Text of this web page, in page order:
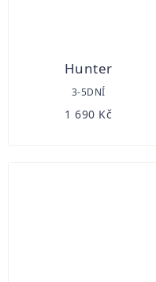
Hunter
3-5DNÍ
1 690 Kč